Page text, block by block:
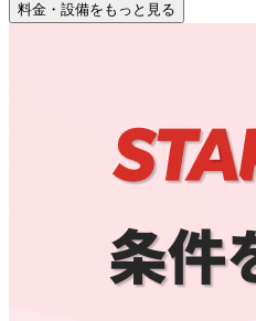
料金・設備をもっと見る